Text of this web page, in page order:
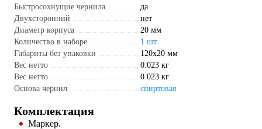
Быстросохнущие чернила
да
Двухсторонний
нет
Диаметр корпуса
20 мм
Количество в наборе
1 шт
Габариты без упаковки
120х20 мм
Вес нетто
0.023 кг
Вес нетто
0.023 кг
Основа чернил
спиртовая
Комплектация
Маркер.